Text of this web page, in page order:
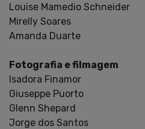
Louise Mamedio Schneider
Mirelly Soares
Amanda Duarte
Fotografia e filmagem
Isadora Finamor
Giuseppe Puorto
Glenn Shepard
Jorge dos Santos